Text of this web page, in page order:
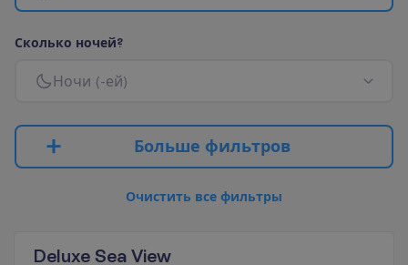
Сколько ночей?
Ночи (-ей)
Больше фильтров
Очистить все фильтры
Deluxe Sea View